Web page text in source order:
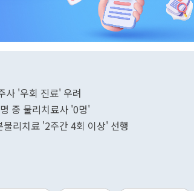
사 '우회 진료' 우려
중 물리치료사 '0명'
리치료 '2주간 4회 이상' 선행